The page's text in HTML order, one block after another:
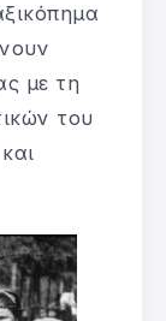
με τη
του